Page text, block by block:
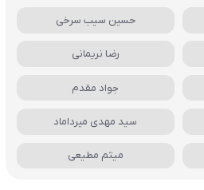
حسین سیب سرخی
رضا نریمانی
جواد مقدم
سید مهدی میرداماد
میثم مطیعی